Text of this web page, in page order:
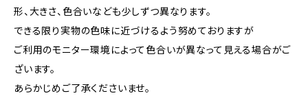
形、大きさ、色合いなども少しずつ異なります。
できる限り実物の色味に近づけるよう努めておりますが
ご利用のモニター環境によって色合いが異なって見える場合がご
ざいます。
あらかじめご了承くださいませ。